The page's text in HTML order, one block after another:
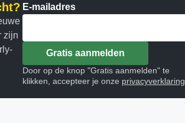
zijn
E-mailadres
Gratis aanmelden
Door op de knop "Gratis aanmelden" te
klikken, accepteer je onze privacyverklaring